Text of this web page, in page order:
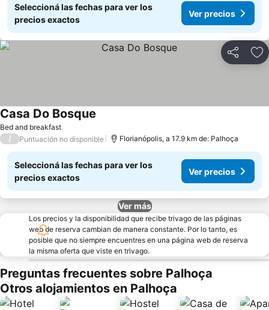
Seleccioná las fechas para ver los
precios exactos
Ver precios
Compartir
Bed and breakfast
Casa Do Bosque
/ Puntuación no disponible Florianópolis, a 17.9 km de: Palhoça
Seleccioná las fechas para ver los
precios exactos
Ver precios
Ver más
Los precios y la disponibilidad que recibe trivago de las páginas
web de reserva cambian de manera constante. Por lo tanto, es
posible que no siempre encuentres en una página web de reserva
la misma oferta que viste en trivago.
Preguntas frecuentes sobre Palhoça
Otros alojamientos en Palhoça